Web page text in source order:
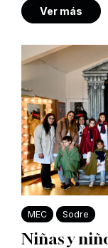
Ver más
MEC Sodre
Niñas y